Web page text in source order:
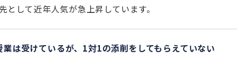
して近年人気が急上昇しています。
は受けているが、1対1の添削をしてもらえていない